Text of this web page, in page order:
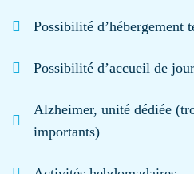
Possibilité d’hébergement
Possibilité d’accueil de jour
Alzheimer, unité dédiée
importants)